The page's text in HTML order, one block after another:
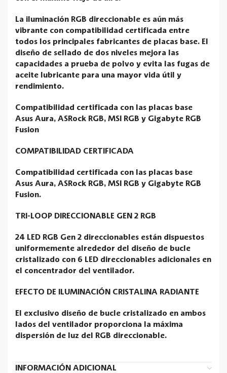
La iluminación RGB direccionable es aún más
vibrante con compatibilidad certificada entre
todos los principales fabricantes de placas base. El
diseño de sellado de dos niveles mejora las
capacidades a prueba de polvo y evita las fugas de
aceite lubricante para una mayor vida útil y
rendimiento.
Compatibilidad certificada con las placas base
Asus Aura, ASRock RGB, MSI RGB y Gigabyte RGB
Fusion
COMPATIBILIDAD CERTIFICADA
Compatibilidad certificada con las placas base
Asus Aura, ASRock RGB, MSI RGB y Gigabyte RGB
Fusion.
TRI-LOOP DIRECCIONABLE GEN 2 RGB
24 LED RGB Gen 2 direccionables están dispuestos
uniformemente alrededor del diseño de bucle
cristalizado con 6 LED direccionables adicionales en
el concentrador del ventilador.
EFECTO DE ILUMINACIÓN CRISTALINA RADIANTE
El exclusivo diseño de bucle cristalizado en ambos
lados del ventilador proporciona la máxima
dispersión de luz del RGB direccionable.
INFORMACIÓN ADICIONAL